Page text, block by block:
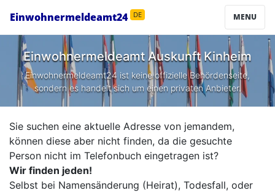
Einwohnermeldeamt24 DE MENU
Einwohnermeldeamt AuskunftKinheim
Einwohnermeldeamt24 ist keine offizielle Behördenseite,
sondern es handelt sich um einen privaten Anbieter.
Sie suchen eine aktuelle Adresse von jemandem,
können diese aber nicht finden, da die gesuchte
Person nicht im Telefonbuch eingetragen ist?
Wir finden jeden!
Selbst bei Namensänderung (Heirat), Todesfall, oder